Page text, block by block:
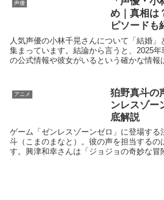
声優
め｜真相は
ピソードも
人気声優の小林千晃さんについて「結婚
集まっています。結論から言うと、2025
の公式情報や彼女がいるという確かな情報
アニメ
狛野真斗の
ンレスゾー
底解説
ゲーム「ゼンレスゾーンゼロ」に登場す
斗（こまのまなと）。彼の声を担当するの
す。興津和幸さんは「ジョジョの奇妙な冒